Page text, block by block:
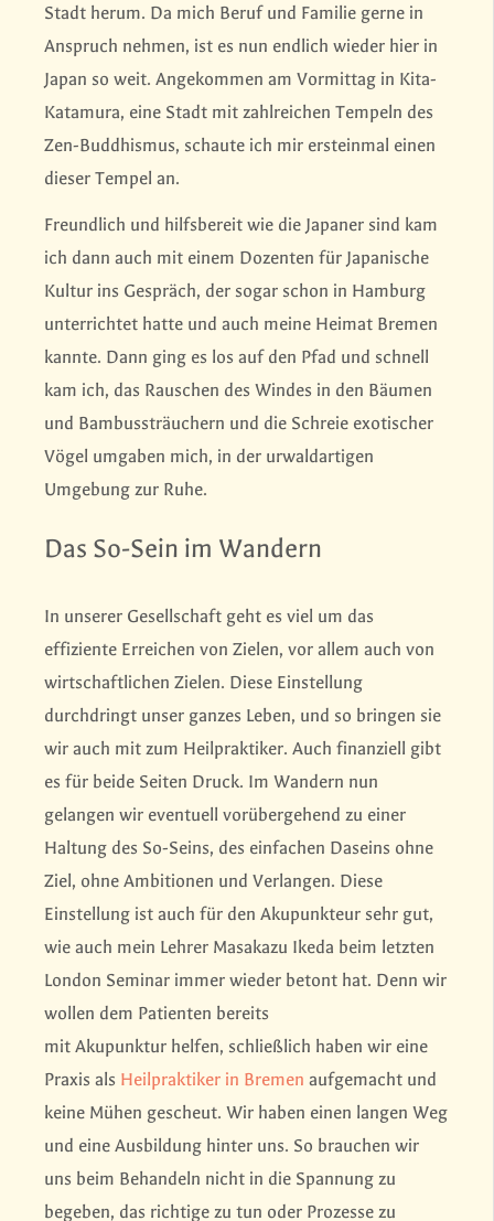
Stadt herum. Da mich Beruf und Familie gerne in
Anspruch nehmen, ist es nun endlich wieder hier in
Japan so weit. Angekommen am Vormittag in Kita-
Katamura, eine Stadt mit zahlreichen Tempeln des
Zen-Buddhismus, schaute ich mir ersteinmal einen
dieser Tempel an.
Freundlich und hilfsbereit wie die Japaner sind kam
ich dann auch mit einem Dozenten für Japanische
Kultur ins Gespräch, der sogar schon in Hamburg
unterrichtet hatte und auch meine Heimat Bremen
kannte. Dann ging es los auf den Pfad und schnell
kam ich, das Rauschen des Windes in den Bäumen
und Bambussträuchern und die Schreie exotischer
Vögel umgaben mich, in der urwaldartigen
Umgebung zur Ruhe.
Das So-Sein im Wandern
In unserer Gesellschaft geht es viel um das
effiziente Erreichen von Zielen, vor allem auch von
wirtschaftlichen Zielen. Diese Einstellung
durchdringt unser ganzes Leben, und so bringen sie
wir auch mit zum Heilpraktiker. Auch finanziell gibt
es für beide Seiten Druck. Im Wandern nun
gelangen wir eventuell vorübergehend zu einer
Haltung des So-Seins, des einfachen Daseins ohne
Ziel, ohne Ambitionen und Verlangen. Diese
Einstellung ist auch für den Akupunkteur sehr gut,
wie auch mein Lehrer Masakazu Ikeda beim letzten
London Seminar immer wieder betont hat. Denn wir
wollen dem Patienten bereits
mit Akupunktur helfen, schließlich haben wir eine
Praxis als Heilpraktiker in Bremen aufgemacht und
keine Mühen gescheut. Wir haben einen langen Weg
und eine Ausbildung hinter uns. So brauchen wir
uns beim Behandeln nicht in die Spannung zu
begeben, das richtige zu tun oder Prozesse zu